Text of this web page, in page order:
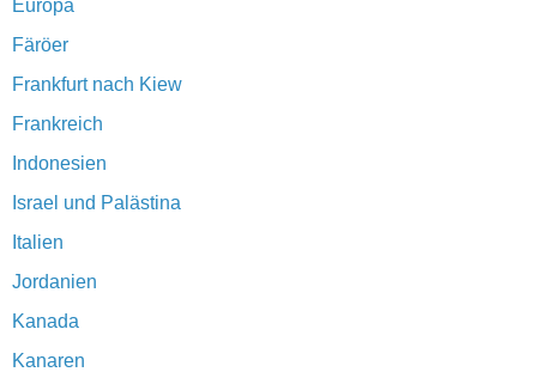
Europa
Färöer
Frankfurt nach Kiew
Frankreich
Indonesien
Israel und Palästina
Italien
Jordanien
Kanada
Kanaren